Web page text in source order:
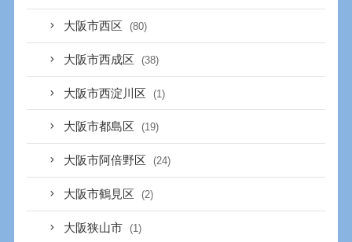
大阪市西区 (80)
大阪市西成区 (38)
大阪市西淀川区 (1)
大阪市都島区 (19)
大阪市阿倍野区 (24)
大阪市鶴見区 (2)
大阪狭山市 (1)